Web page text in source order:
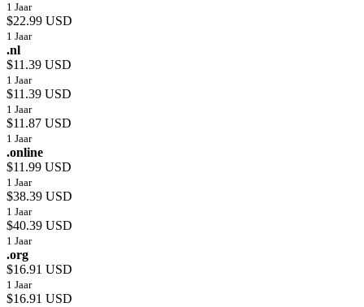
1 Jaar
$22.99 USD
1 Jaar
.nl
$11.39 USD
1 Jaar
$11.39 USD
1 Jaar
$11.87 USD
1 Jaar
.online
$11.99 USD
1 Jaar
$38.39 USD
1 Jaar
$40.39 USD
1 Jaar
.org
$16.91 USD
1 Jaar
$16.91 USD